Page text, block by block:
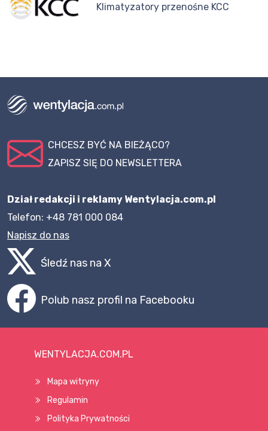
Klimatyzatory przenośne KCC
CHCESZ BYĆ NA BIEŻĄCO?
ZAPISZ SIĘ DO NEWSLETTERA
Dział redakcji i reklamy Wentylacja.com.pl
Telefon: +48 781 000 084
Napisz do nas
Śledź nas na X
Polub nasz profil na Facebooku
WENTYLACJA.COM.PL
Mapa witryny
Regulamin
Polityka Prywatności